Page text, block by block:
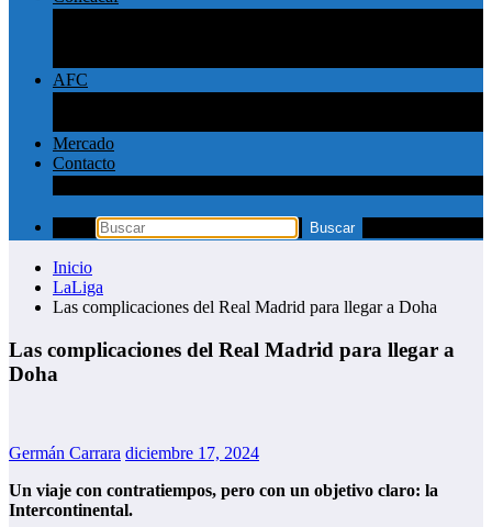
AFC
Mercado
Contacto
Inicio
LaLiga
Las complicaciones del Real Madrid para llegar a Doha
Las complicaciones del Real Madrid para llegar a
Doha
Germán Carrara diciembre 17, 2024
Un viaje con contratiempos, pero con un objetivo claro: la
Intercontinental.